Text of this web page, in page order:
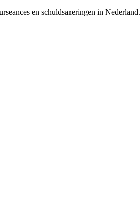
en schuldsaneringen in Nederland.